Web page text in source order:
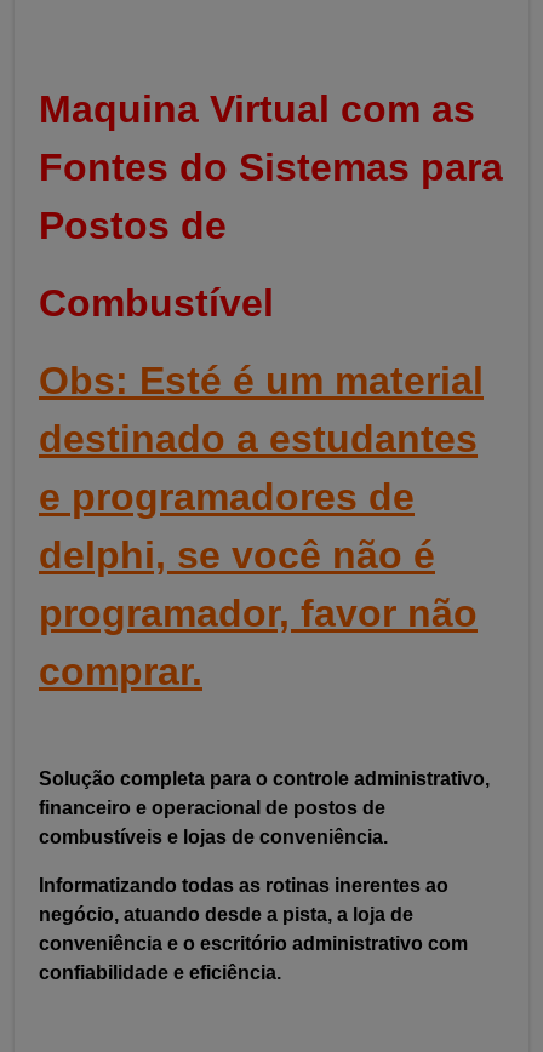
Maquina Virtual com as
Fontes do Sistemas para
Postos de
Combustível
Obs: Esté é um material
destinado a estudantes
e programadores de
delphi, se você não é
programador, favor não
comprar.
Solução completa para o controle administrativo,
financeiro e operacional de postos de
combustíveis e lojas de conveniência.
Informatizando todas as rotinas inerentes ao
negócio, atuando desde a pista, a loja de
conveniência e o escritório administrativo com
confiabilidade e eficiência.